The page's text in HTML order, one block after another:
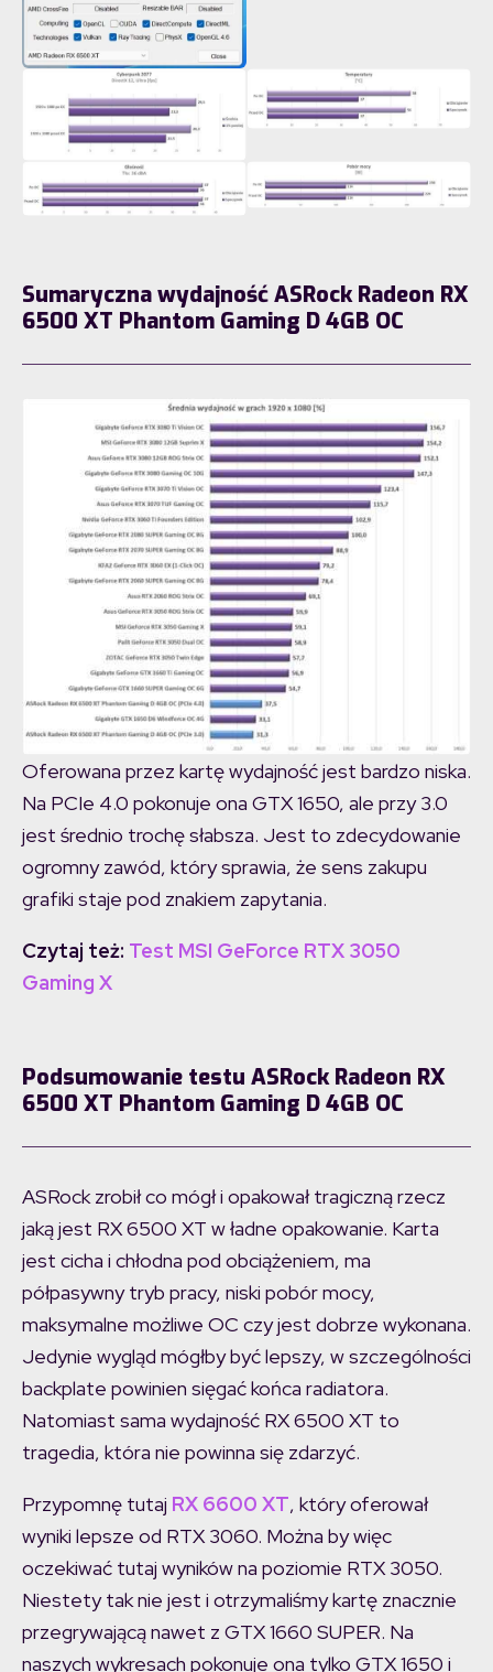
Sumaryczna wydajność ASRock Radeon RX
6500 XT Phantom Gaming D 4GB OC
Oferowana przez kartę wydajność jest bardzo niska.
Na PCIe 4.0 pokonuje ona GTX 1650, ale przy 3.0
jest średnio trochę słabsza. Jest to zdecydowanie
ogromny zawód, który sprawia, że sens zakupu
grafiki staje pod znakiem zapytania.
Czytaj też: Test MSI GeForce RTX 3050
Gaming X
Podsumowanie testu ASRock Radeon RX
6500 XT Phantom Gaming D 4GB OC
ASRock zrobił co mógł i opakował tragiczną rzecz
jaką jest RX 6500 XT w ładne opakowanie. Karta
jest cicha i chłodna pod obciążeniem, ma
półpasywny tryb pracy, niski pobór mocy,
maksymalne możliwe OC czy jest dobrze wykonana.
Jedynie wygląd mógłby być lepszy, w szczególności
backplate powinien sięgać końca radiatora.
Natomiast sama wydajność RX 6500 XT to
tragedia, która nie powinna się zdarzyć.
Przypomnę tutaj RX 6600 XT, który oferował
wyniki lepsze od RTX 3060. Można by więc
oczekiwać tutaj wyników na poziomie RTX 3050.
Niestety tak nie jest i otrzymaliśmy kartę znacznie
przegrywającą nawet z GTX 1660 SUPER. Na
naszych wykresach pokonuje ona tylko GTX 1650 i